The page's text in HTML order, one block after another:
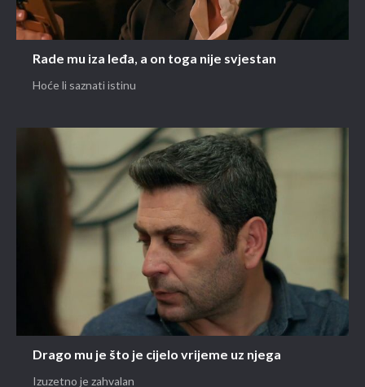
Rade mu iza leđa, a on toga nije svjestan
Hoće li saznati istinu
Drago mu je što je cijelo vrijeme uz njega
Izuzetno je zahvalan